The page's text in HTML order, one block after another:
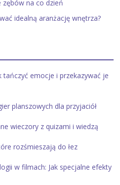
zębów na co dzień
idealną aranżację wnętrza?
emocje i przekazywać je
planszowych dla przyjaciół
wieczory z quizami i wiedzą
rozśmieszają do łez
w filmach: Jak specjalne efekty